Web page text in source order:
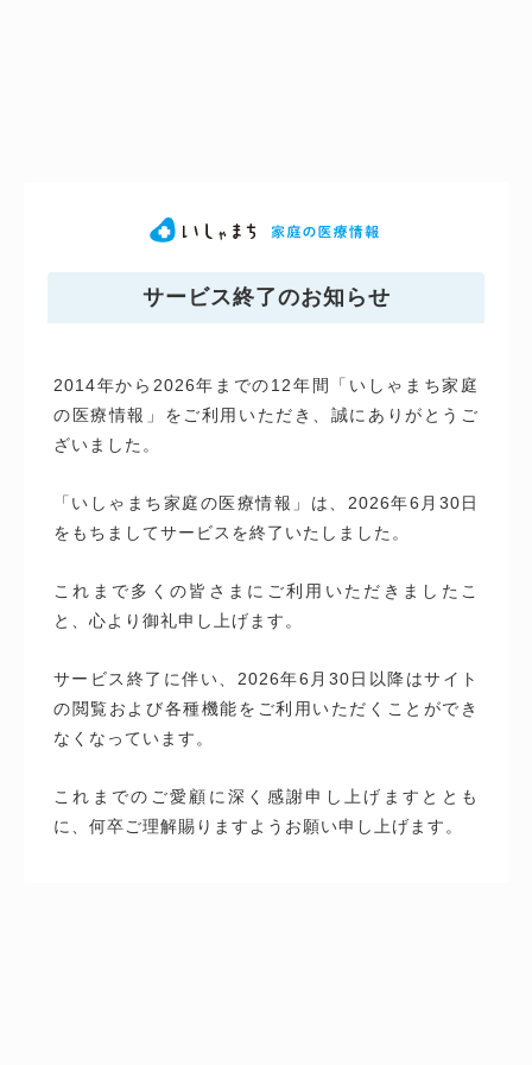
サービス終了のお知らせ
2014年から2026年までの12年間「いしゃまち家庭
の医療情報」をご利用いただき、誠にありがとうご
ざいました。
「いしゃまち家庭の医療情報」は、2026年6月30日
をもちましてサービスを終了いたしました。
これまで多くの皆さまにご利用いただきましたこ
と、心より御礼申し上げます。
サービス終了に伴い、2026年6月30日以降はサイト
の閲覧および各種機能をご利用いただくことができ
なくなっています。
これまでのご愛顧に深く感謝申し上げますととも
に、何卒ご理解賜りますようお願い申し上げます。